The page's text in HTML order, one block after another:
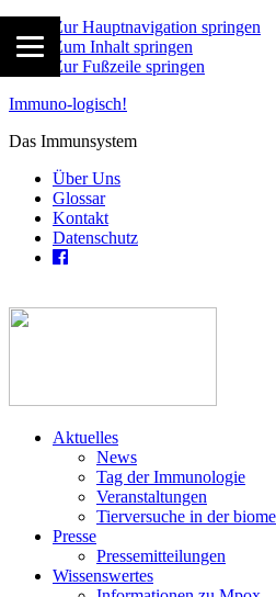
Zur Hauptnavigation springen
Zum Inhalt springen
Zur Fußzeile springen
Immuno-logisch!
Das Immunsystem
Über Uns
Glossar
Kontakt
Datenschutz
Aktuelles
News
Tag der Immunologie
Veranstaltungen
Tierversuche in der
Presse
Pressemitteilungen
Wissenswertes